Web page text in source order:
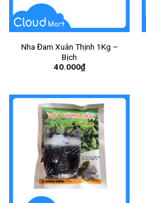
Nha Đam Xuân Thịnh 1Kg –
Bịch
40.000₫